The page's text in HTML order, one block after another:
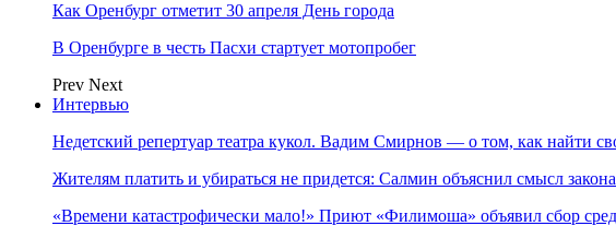
Как Оренбург отметит 30 апреля День города
В Оренбурге в честь Пасхи стартует мотопробег
Prev Next
Интервью
Недетский репертуар театра кукол. Вадим Смирнов — о том, как найти
Жителям платить и убираться не придется: Салмин объяснил смысл
«Времени катастрофически мало!» Приют «Филимоша» объявил сбор